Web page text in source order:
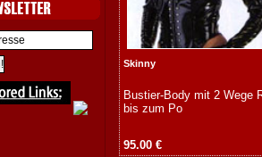
Skinny
Bustier-Body mit 2 Wege
bis zum Po
95.00 €